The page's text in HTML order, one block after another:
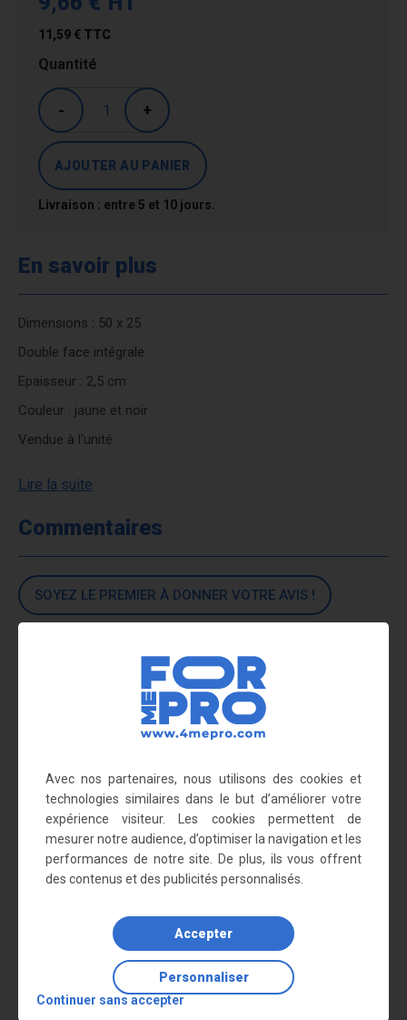
11,59 € TTC
Quantité
- +
Livraison : entre 5 et 10 jours.
En savoir plus
Dimensions : 50 x 25
Double face intégrale
Epaisseur : 2,5 cm
Couleur : jaune et noir
Vendue à l'unité
Lire la suite
Commentaires
SOYEZ LE PREMIER À DONNER VOTRE AVIS !
Nous vous recommandons
Mousse de protection de
Mousse de protection de
carrosserie...
Avec nos partenaires, nous utilisons des cookies et
technologies similaires dans le but d’améliorer votre
expérience visiteur. Les cookies permettent de
mesurer notre audience, d’optimiser la navigation et les
performances de notre site. De plus, ils vous offrent
des contenus et des publicités personnalisés.
Personnaliser
Accepter
Continuer sans accepter